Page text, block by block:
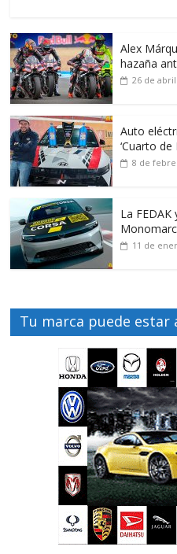
Alex
hazaña
26 de
Auto
‘Cuarto de
8 de
La FEDAK
11 de
Tu marca puede estar